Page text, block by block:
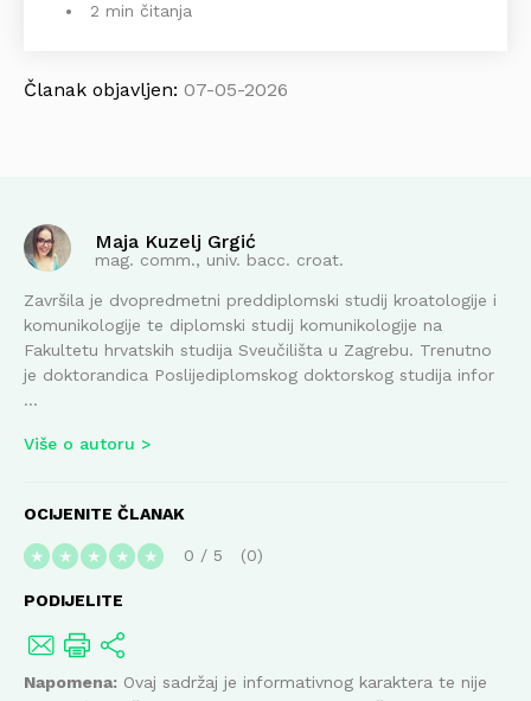
2 min čitanja
Članak objavljen: 07-05-2026
Maja Kuzelj Grgić
mag. comm., univ. bacc. croat.
Završila je dvopredmetni preddiplomski studij kroatologije i
komunikologije te diplomski studij komunikologije na
Fakultetu hrvatskih studija Sveučilišta u Zagrebu. Trenutno
je doktorandica Poslijediplomskog doktorskog studija infor
...
Više o autoru
OCIJENITE ČLANAK
★ ★ ★ ★ ★ 0 / 5 0
PODIJELITE
Napomena: Ovaj sadržaj je informativnog karaktera te nije